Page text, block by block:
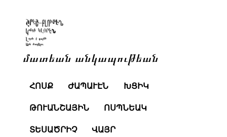
մատեան անկապութեան
ՀՈՍՔ ԺԱՊԱՒԷՆ ԽՑԻԿ
ԹՈՒԱՆՇԱՅԻՆ ՈՍՊՆԵԱԿ
ՏԵՍԱԾՐԻՉ ՎԱՅՐ